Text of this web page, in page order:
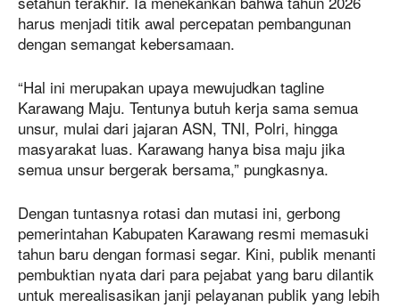
harus menjadi titik awal percepatan pembangunan
dengan semangat kebersamaan.
“Hal ini merupakan upaya mewujudkan tagline
Karawang Maju. Tentunya butuh kerja sama semua
unsur, mulai dari jajaran ASN, TNI, Polri, hingga
masyarakat luas. Karawang hanya bisa maju jika
semua unsur bergerak bersama,” pungkasnya.
Dengan tuntasnya rotasi dan mutasi ini, gerbong
pemerintahan Kabupaten Karawang resmi memasuki
tahun baru dengan formasi segar. Kini, publik menanti
pembuktian nyata dari para pejabat yang baru dilantik
untuk merealisasikan janji pelayanan publik yang lebih